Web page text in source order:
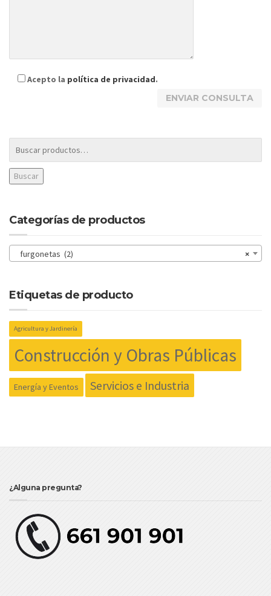
Acepto la política de privacidad.
Buscar
Categorías de productos
×
furgonetas (2)
Etiquetas de producto
Agricultura y Jardinería
Construcción y Obras Públicas
Energía y Eventos Servicios e Industria
¿Alguna pregunta?